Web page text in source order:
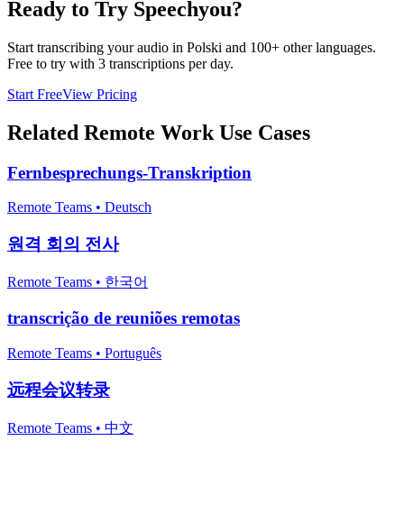
Ready to Try Speechyou?
Start transcribing your audio in Polski and 100+ other languages.
Free to try with 3 transcriptions per day.
Start FreeView Pricing
Related Remote Work Use Cases
Fernbesprechungs-Transkription
Remote Teams • Deutsch
원격 회의 전사
Remote Teams • 한국어
transcrição de reuniões remotas
Remote Teams • Português
远程会议转录
Remote Teams • 中文